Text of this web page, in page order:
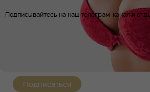
Подписывайтесь на наш телеграм-канал и
Подписаться